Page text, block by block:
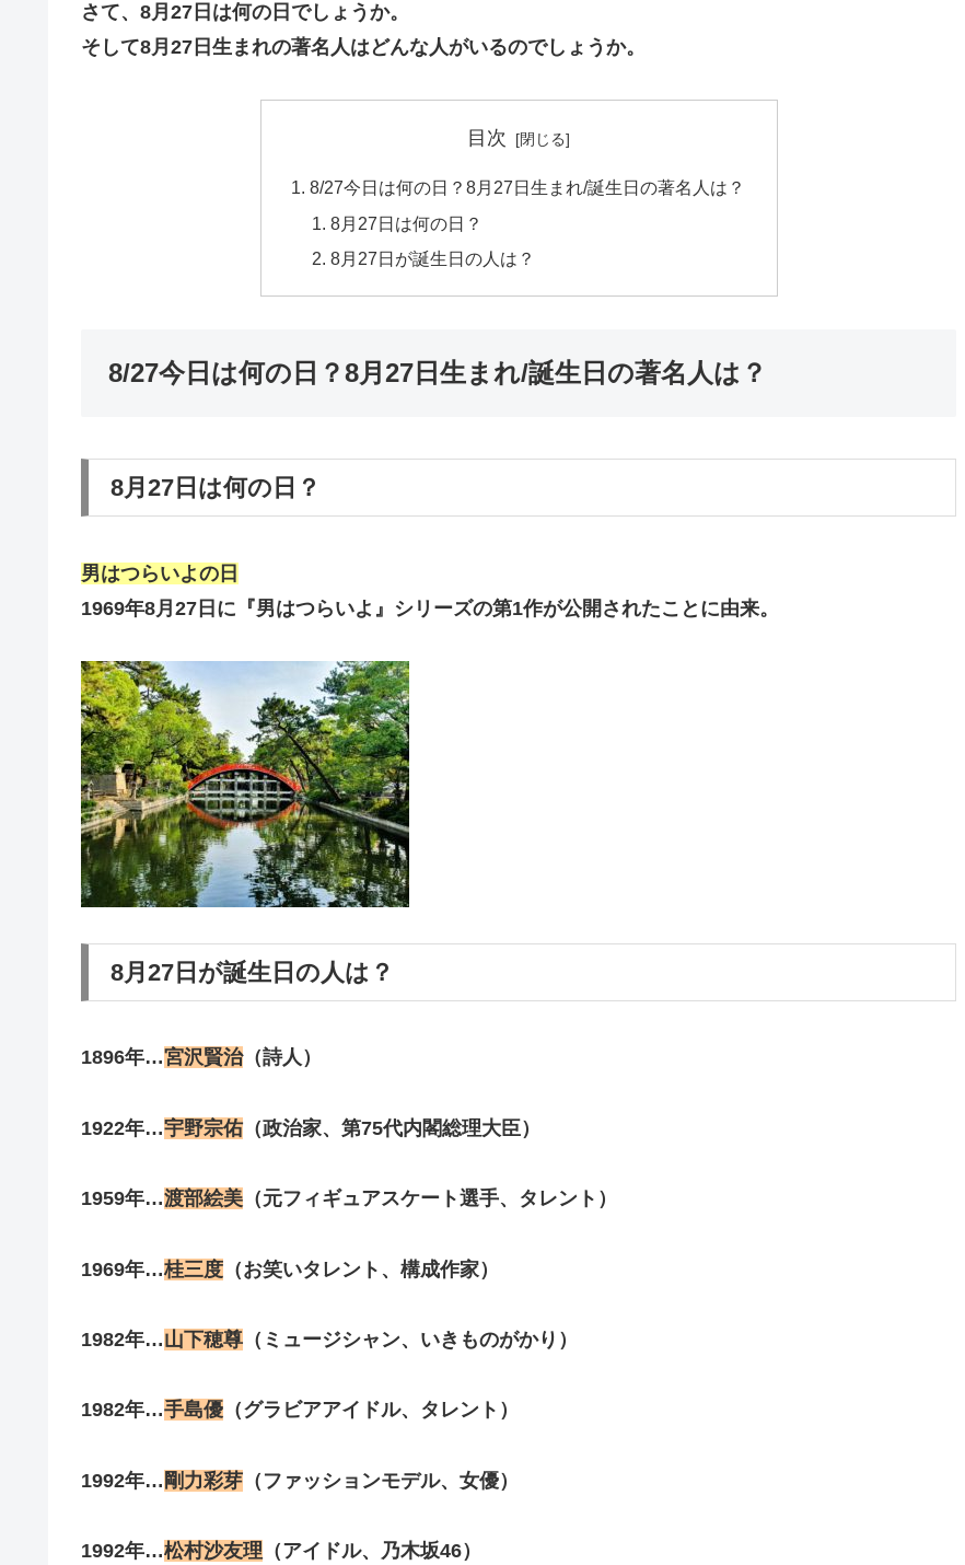
さて、8月27日は何の日でしょうか。
そして8月27日生まれの著名人はどんな人がいるのでしょうか。
目次
8/27今日は何の日？8月27日生まれ/誕生日の著名人は？
8月27日は何の日？
8月27日が誕生日の人は？
8/27今日は何の日？8月27日生まれ/誕生日の著名人は？
8月27日は何の日？
男はつらいよの日
1969年8月27日に『男はつらいよ』シリーズの第1作が公開されたことに由来。
8月27日が誕生日の人は？
1896年…宮沢賢治（詩人）
1922年…宇野宗佑 （政治家、第75代内閣総理大臣）
1959年…渡部絵美 （元フィギュアスケート選手、タレント）
1969年…桂三度 （お笑いタレント、構成作家）
1982年…山下穂尊 （ミュージシャン、いきものがかり）
1982年…手島優 （グラビアアイドル、タレント）
1992年… 剛力彩芽 （ファッションモデル、女優）
1992年…松村沙友理 （アイドル、乃木坂46）